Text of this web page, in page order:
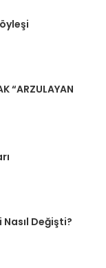
“ARZULAYAN
Değişti?